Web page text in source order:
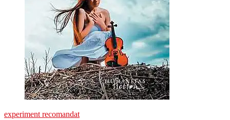
experiment recomandat